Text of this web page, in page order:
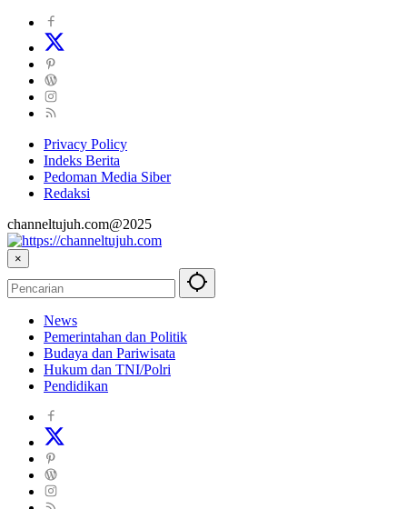
Privacy Policy
Indeks Berita
Pedoman Media Siber
Redaksi
channeltujuh.com@2025
×
News
Pemerintahan dan Politik
Budaya dan Pariwisata
Hukum dan TNI/Polri
Pendidikan